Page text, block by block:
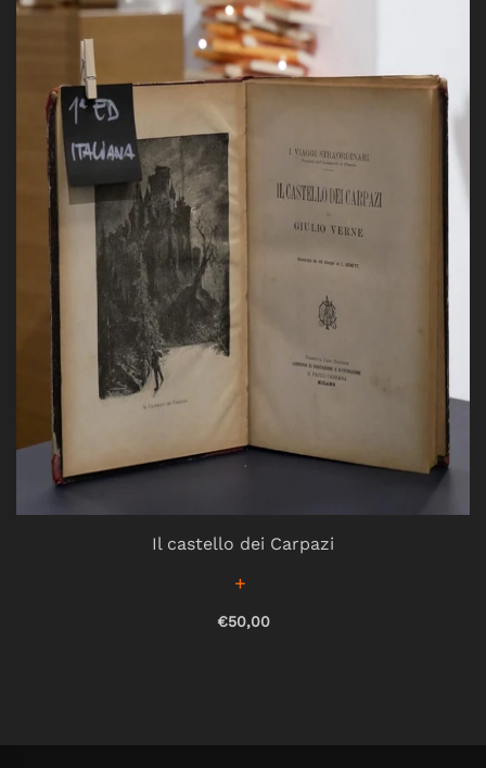
Il castello dei Carpazi
€50,00